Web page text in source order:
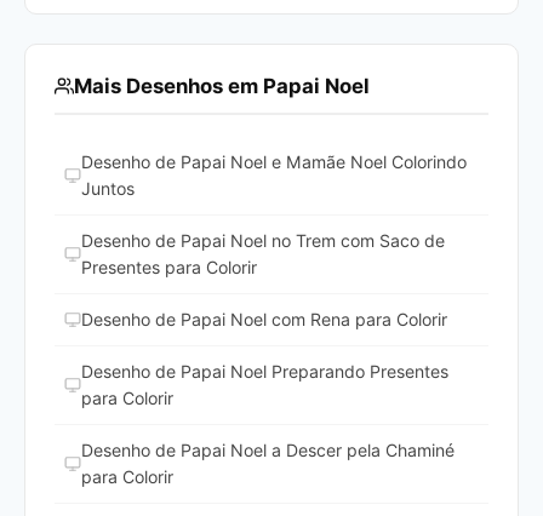
Mais Desenhos em Papai Noel
Desenho de Papai Noel e Mamãe Noel Colorindo
Juntos
Desenho de Papai Noel no Trem com Saco de
Presentes para Colorir
Desenho de Papai Noel com Rena para Colorir
Desenho de Papai Noel Preparando Presentes
para Colorir
Desenho de Papai Noel a Descer pela Chaminé
para Colorir